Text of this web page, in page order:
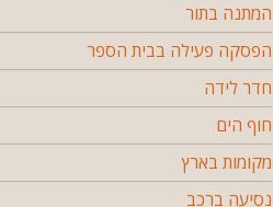
המתנה בתור
הפסקה פעילה בבית הספר
חדר לידה
חוף הים
מקומות בארץ
נסיעה ברכב